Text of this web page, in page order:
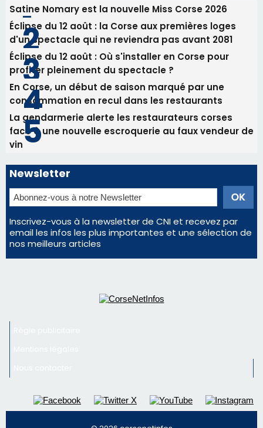
31/07/2026 08:22
82ème anniversaire de la disparition du
Commandant Antoine de Saint Exupery
Les plus lus
Satine Nomary est la nouvelle Miss Corse 2026
Éclipse du 12 août : la Corse aux premières loges
d'un spectacle qui ne reviendra pas avant 2081
Éclipse du 12 août : Où s'installer en Corse pour
profiter pleinement du spectacle ?
En Corse, un début de saison marqué par une
consommation en recul dans les restaurants
La gendarmerie alerte les restaurateurs corses
face à une nouvelle escroquerie au faux vendeur de